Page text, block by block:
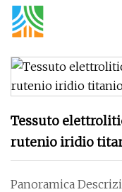
Tessuto
rutenio iridio
Panoramica